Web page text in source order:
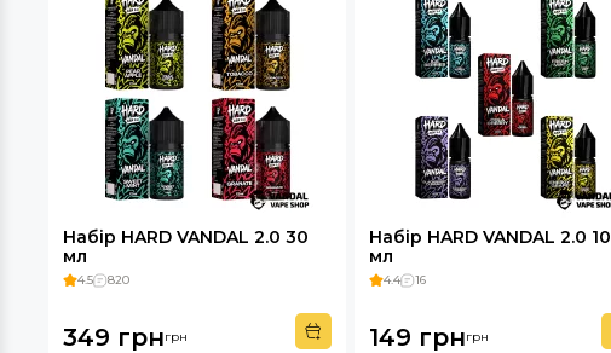
Набір HARD VANDAL 2.0 30
мл
4.5 820
349 грнгрн
Набір HARD VANDAL 2.0 10
мл
4.4 16
149 грнгрн